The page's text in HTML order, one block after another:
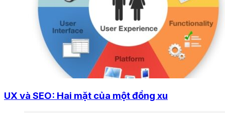
UX và SEO: Hai mặt của một đồng xu